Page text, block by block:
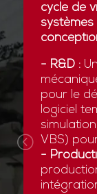
cycle de
systèmes
- R&D :
pour le
logiciel
VBS)
-